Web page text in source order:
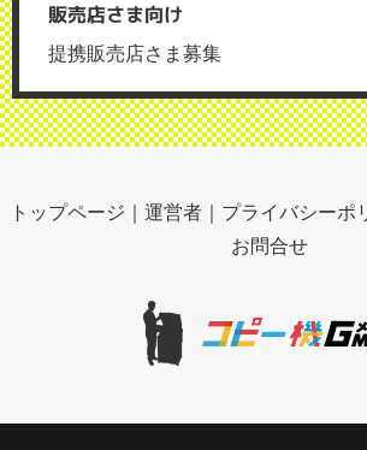
販売店さま向け
提携販売店さま募集
トップページ ｜ 運営者 ｜ プライバシーポ
お問合せ